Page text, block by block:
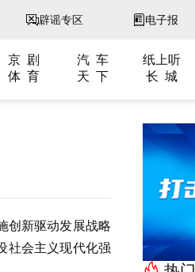
辟谣专区 电子报
京 剧 汽 车
纸上听
体 育 天 下 长 城
创新驱动发展战略
社会主义现代化强